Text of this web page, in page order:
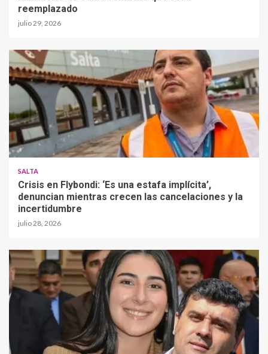
reemplazado
julio 29, 2026
SALTA
Crisis en Flybondi: ‘Es una estafa implícita’,
denuncian mientras crecen las cancelaciones y la
incertidumbre
julio 28, 2026